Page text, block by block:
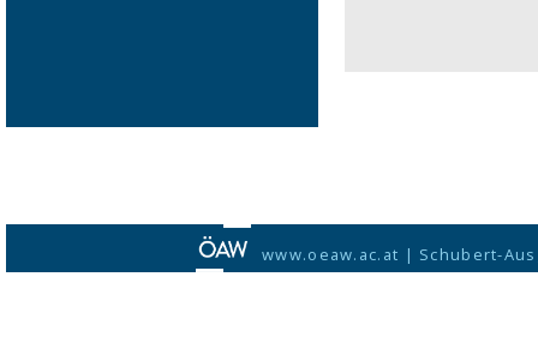
www.oeaw.ac.at | Schubert-